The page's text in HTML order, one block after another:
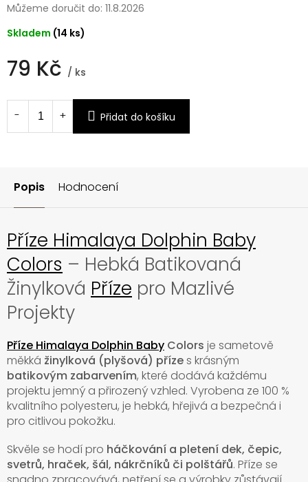
79 Kč / ks
cena:
Skladem (14 ks)
Můžeme doručit do: 11.8.2026
Přidat do košíku
Popis Hodnocení
Příze Himalaya Dolphin Baby
Colors – Hebká Batikovaná
Žinylková Příze pro Mazlivé
Projekty
Příze Himalaya Dolphin Baby Colors je sametově
měkká žinylková (plyšová) přízes krásným
batikovým zabarvením, které dodává každému
projektu jemný a přirozený vzhled. Vyrobena ze 100 %
kvalitního polyesteru, je hebká, hřejivá a bezpečná i
pro citlivou pokožku.
Skvěle se hodí pro háčkování a pletení dek, čepic,
svetrů, hraček, šál, nákrčníků či polštářů. Příze se